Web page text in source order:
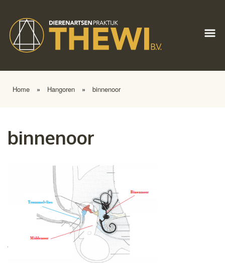
Home » Hangoren » binnenoor
binnenoor